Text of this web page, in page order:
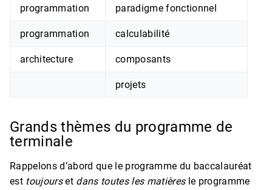
programmation paradigme fonctionnel
programmation calculabilité
architecture composants
projets
Grands thèmes du programme de
terminale
Rappelons d’abord que le programme du baccalauréat
est toujourset dans toutes les matièresle programme